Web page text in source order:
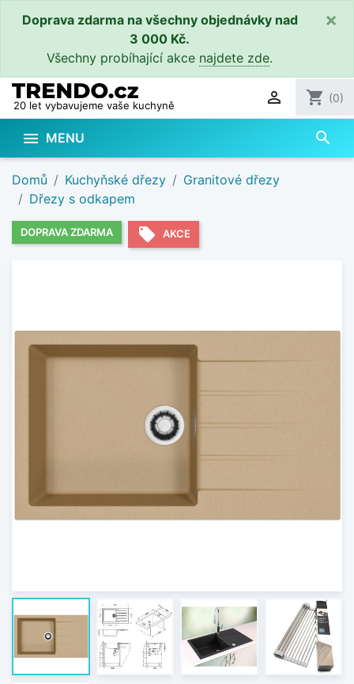
Doprava zdarma na všechny objednávky nad
3 000 Kč.
Všechny probíhající akce najdete zde.
×
20 let vybavujeme vaše kuchyně  shopping_cart (0)
 MENU search
Domů Kuchyňské dřezy
Granitové dřezy
Dřezy s odkapem
DOPRAVA ZDARMA local_offer AKCE